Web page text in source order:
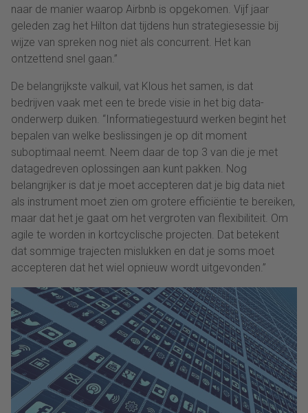
naar de manier waarop Airbnb is opgekomen. Vijf jaar
geleden zag het Hilton dat tijdens hun strategiesessie bij
wijze van spreken nog niet als concurrent. Het kan
ontzettend snel gaan.”
De belangrijkste valkuil, vat Klous het samen, is dat
bedrijven vaak met een te brede visie in het big data-
onderwerp duiken. “Informatiegestuurd werken begint het
bepalen van welke beslissingen je op dit moment
suboptimaal neemt. Neem daar de top 3 van die je met
datagedreven oplossingen aan kunt pakken. Nog
belangrijker is dat je moet accepteren dat je big data niet
als instrument moet zien om grotere efficiëntie te bereiken,
maar dat het je gaat om het vergroten van flexibiliteit. Om
agile te worden in kortcyclische projecten. Dat betekent
dat sommige trajecten mislukken en dat je soms moet
accepteren dat het wiel opnieuw wordt uitgevonden.”